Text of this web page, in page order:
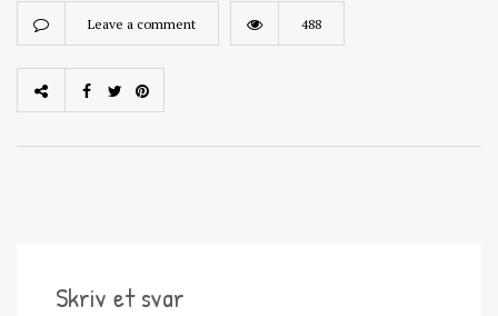
Leave a comment 488
Skriv et svar